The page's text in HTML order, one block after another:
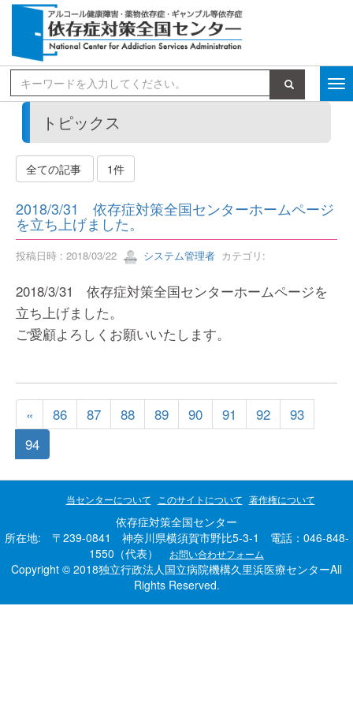
検索
トピックス
全ての記事 1件
2018/3/31 依存症対策全国センターホームページ
を立ち上げました。
投稿日時 : 2018/03/22 システム管理者 カテゴリ:
2018/3/31 依存症対策全国センターホームページを
立ち上げました。
ご愛顧よろしくお願いいたします。
« 86 87 88 89 90 91 92
93
94
当センターについて このサイトについて 著作権について
依存症対策全国センター
所在地: 〒239-0841 神奈川県横須賀市野比5-3-1 電話：046-848-
1550（代表）
お問い合わせフォーム
Copyright © 2018独立行政法人国立病院機構久里浜医療センターAll
Rights Reserved.